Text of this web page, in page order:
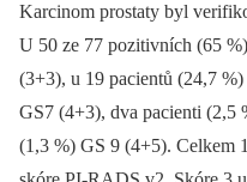
Karcinom prostaty byl
U 50 ze 77 pozitivních (65
(3+3), u 19 pacientů (24,7
GS7 (4+3), dva pacienti (2,5
(1,3 %) GS 9 (4+5). Celkem